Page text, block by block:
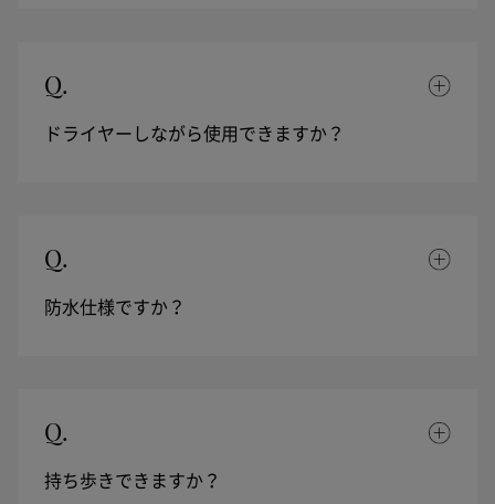
Q.
ドライヤーしながら使用できますか？
Q.
防水仕様ですか？
Q.
持ち歩きできますか？